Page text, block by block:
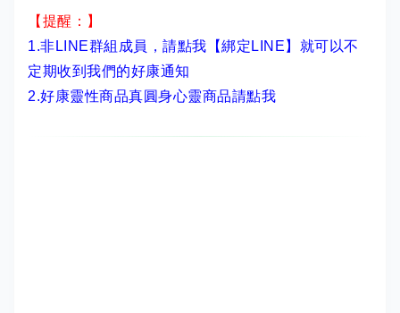
【提醒：】
1.非LINE群組成員， 請點我【綁定LINE】 就可以不
定期收到我們的好康通知
2.好康靈性商品真圓身心靈商品請點我